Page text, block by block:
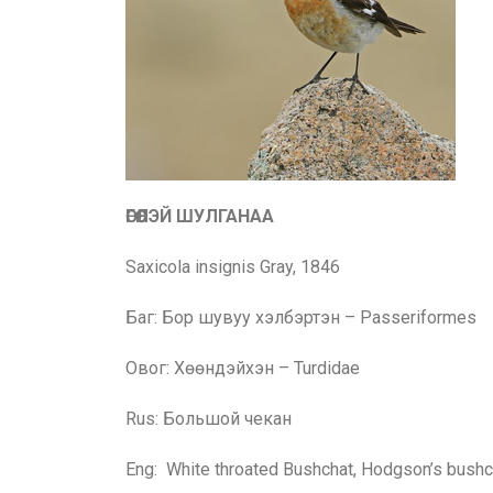
ӨГӨӨЛЭЙ ШУЛГАНАА
Saxicola insignis Gray, 1846
Бaг: Бор шувуу хэлбэртэн – Passeriformes
Овог: Хөөндэйхэн – Turdidae
Rus: Большой чекан
Eng: White throated Bushchat, Hodgson’s